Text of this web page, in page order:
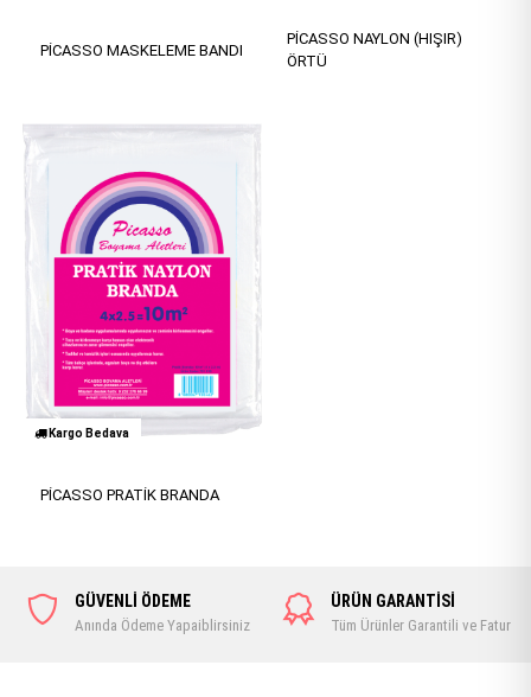
PİCASSO MASKELEME BANDI
PİCASSO NAYLON (HIŞIR)
ÖRTÜ
Kargo Bedava
PİCASSO PRATİK BRANDA
GÜVENLİ ÖDEME
Anında Ödeme Yapaiblirsiniz
ÜRÜN GARANTİSİ
Tüm Ürünler Garantili ve Faturalı